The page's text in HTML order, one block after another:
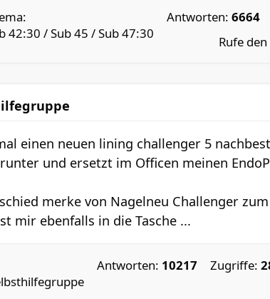
42:30 / Sub 45 / Sub 47:30
Antworten: 6664
Rufe
einen neuen lining challenger 5
und ersetzt im Officen meinen
merke von Nagelneu Challenger
mir ebenfalls in die Tasche ...
Antworten: 10217 Zugriffe: